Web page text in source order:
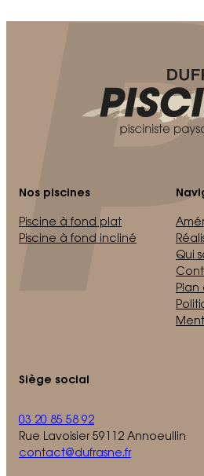
Nos piscines
Piscine à fond plat
Piscine à fond incliné
Qui
Plan
Siège social
03 20 85 58 92
Rue Lavoisier 59112 Annoeullin
contact@dufrasne.fr